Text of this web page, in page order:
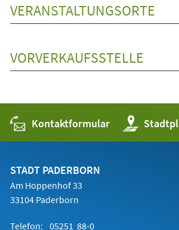
VERANSTALTUNGSORTE
VORVERKAUFSSTELLE
Kontaktformular (Öffnet
in
einem
STADT PADERBORN
Am Hoppenhof 33
33104 Paderborn
Telefon: 05251 88-0